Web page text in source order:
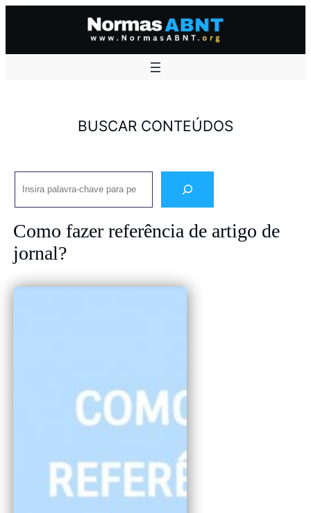
BUSCAR CONTEÚDOS
Pesquisar
Como fazer referência de artigo de
jornal?